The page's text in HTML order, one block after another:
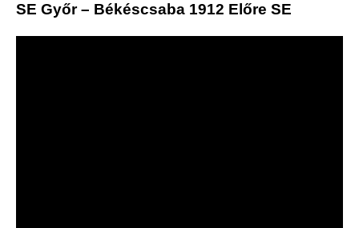
SE Győr – Békéscsaba 1912 Előre SE